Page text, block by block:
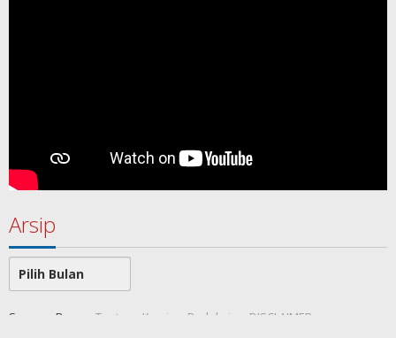
Arsip
Arsip
SamawaRea Tentang Kami Redaksi
DISCLAIMER